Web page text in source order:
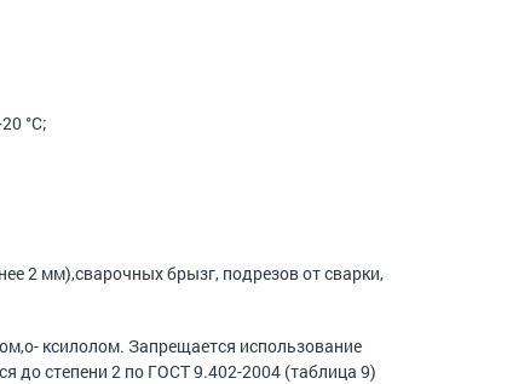
°С;
2 мм),сварочных брызг, подрезов от сварки,
ксилолом. Запрещается использование
до степени 2 по ГОСТ 9.402-2004 (таблица 9)